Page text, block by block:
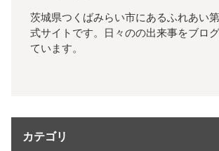
茨城県つくばみらい市にあるふれあい
式サイトです。日々のの出来事をブロ
ています。
カテゴリ